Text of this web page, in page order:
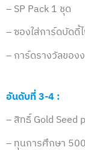
– SP Pack 1 ชุด
– ซองใส่การ์ดบัดดี้
– การ์ดรางวัลของ
อันดับที่ 3-4 :
– สิทธิ์ Gold Seed
– ทุนการศึกษา